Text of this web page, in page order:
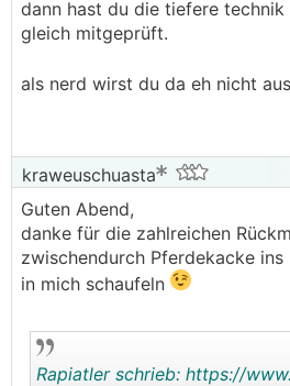
dann hast du die tiefere
gleich mitgeprüft.
als nerd wirst du da eh nicht
kraweuschuasta
Guten Abend,
danke für die zahlreichen
zwischendurch Pferdekacke
in mich schaufeln
Rapiatler schrieb: https://